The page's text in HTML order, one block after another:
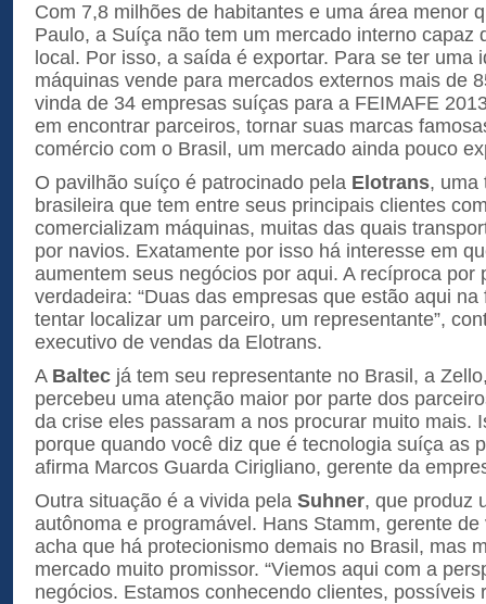
Com 7,8 milhões de habitantes e uma área menor
Paulo, a Suíça não tem um mercado interno capaz
local. Por isso, a saída é exportar. Para se ter uma
máquinas vende para mercados externos mais de
vinda de 34 empresas suíças para a FEIMAFE
em encontrar parceiros, tornar suas marcas
comércio com o Brasil, um mercado ainda pouco
O pavilhão suíço é patrocinado pela Elotrans, uma
brasileira que tem entre seus principais clientes
comercializam máquinas, muitas das quais
por navios. Exatamente por isso há interesse em
aumentem seus negócios por aqui. A recíproca por
verdadeira: “Duas das empresas que estão aqui
tentar localizar um parceiro, um representante”,
executivo de vendas da Elotrans.
A Baltec já tem seu representante no Brasil, a
percebeu uma atenção maior por parte dos
da crise eles passaram a nos procurar muito mais.
porque quando você diz que é tecnologia suíça as
afirma Marcos Guarda Cirigliano, gerente da
Outra situação é a vivida pela Suhner, que produz
autônoma e programável. Hans Stamm, gerente
acha que há protecionismo demais no Brasil, mas
mercado muito promissor. “Viemos aqui com a
negócios. Estamos conhecendo clientes, possíveis